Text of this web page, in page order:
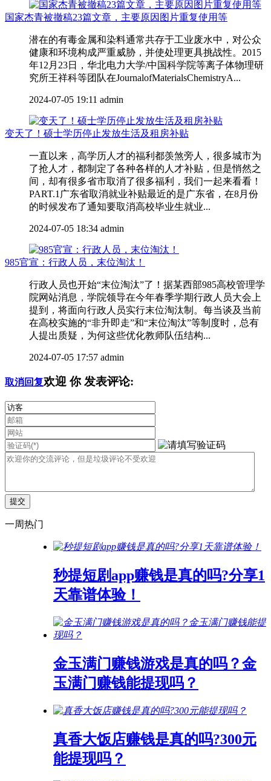
国家杰青被撤稿23篇文章，主要原因图片重复使用等
潜在的有毒金属和染料通常共存于工业废水中，对公众
健康和环境构成严重威胁，并使处理更具挑战性。2015
年12月23日，华北电力大学/中国科学院等离子体物理研
究所王祥科等团队在JournalofMaterialsChemistryA...
2024-07-05 19:11 admin
变天了！硕士学历停止发放生活及租房补贴
一直以来，高学历人才的福利都羡煞旁人，很多城市为
了抢人才，都制定了各种各样的人才补贴，但是悄然之
间，却有很多省市取消了很多福利，我们一起来看看！
PART.1广东省取消就业补贴最近的是广东省，在8月份
的时候发布了通知要取消高校毕业生就业...
2024-07-05 18:34 admin
985官宣：行政人员，末位淘汰！
行政人员也开始“末位淘汰”了！据某西部985高校管理学
院网站消息，学院领导在今年春季学期行政人员大会上
提到，将面向行政人员实行末位淘汰制。每当谈及当前
在高校实施的“非升即走”和“末位淘汰”等制度时，总有
人提出质疑，为何这些优化教师队伍结构...
2024-07-05 17:57 admin
取消回复欢迎 你发表评论:
一周热门
秒提短剧app赚钱是真的吗?分享1
天靠谱体验！
金玉满门赚钱游戏是真的吗？金
玉满门赚钱能提现吗？
真香大饭店赚钱是真的吗?300元
能提现吗？